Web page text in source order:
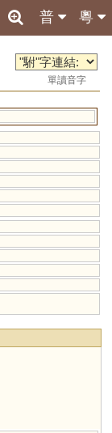
粵
普
單讀音字